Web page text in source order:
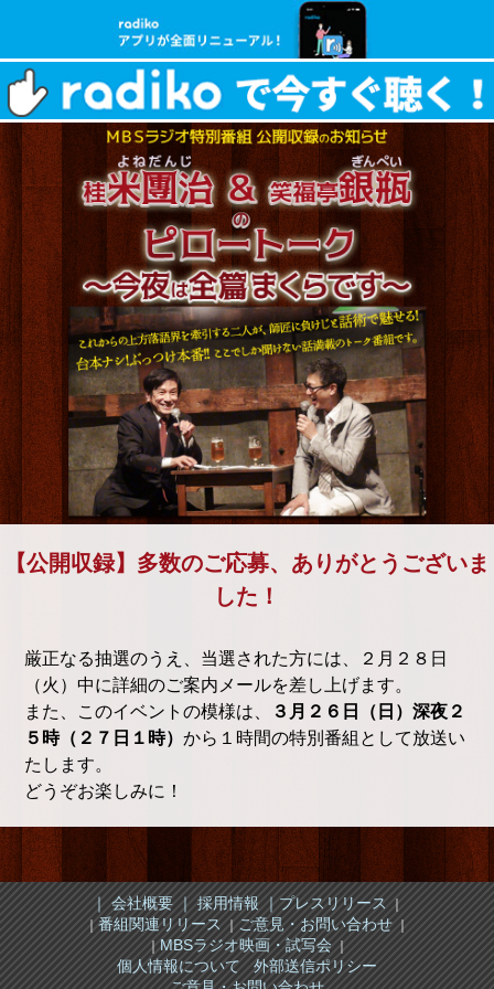
【公開収録】多数のご応募、ありがとうございま
した！
厳正なる抽選のうえ、当選された方には、２月２８日
（火）中に詳細のご案内メールを差し上げます。
また、このイベントの模様は、
３月２６日（日）深夜２
５時（２７日１時）から１時間の特別番組として放送い
たします。
どうぞお楽しみに！
｜ 会社概要 ｜採用情報 ｜プレスリリース｜
｜番組関連リリース｜ご意見・お問い合わせ｜
｜MBSラジオ映画・試写会｜
個人情報について
外部送信ポリシー